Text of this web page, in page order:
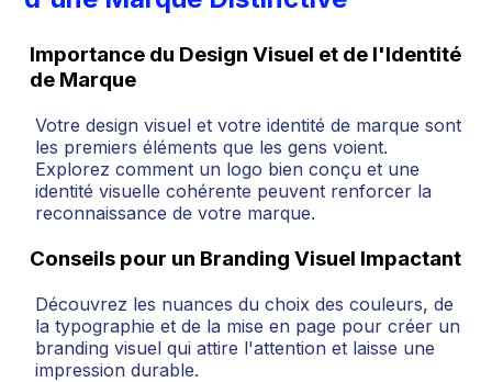
Importance du Design Visuel et de l'Identité
de Marque
Votre design visuel et votre identité de marque sont
les premiers éléments que les gens voient.
Explorez comment un logo bien conçu et une
identité visuelle cohérente peuvent renforcer la
reconnaissance de votre marque.
Conseils pour un Branding Visuel Impactant
Découvrez les nuances du choix des couleurs, de
la typographie et de la mise en page pour créer un
branding visuel qui attire l'attention et laisse une
impression durable.